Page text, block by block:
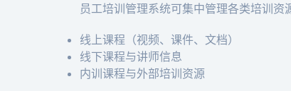
员工培训管理系统可集中管理各类培训资
线上课程（视频、课件、文档）
线下课程与讲师信息
内训课程与外部培训资源